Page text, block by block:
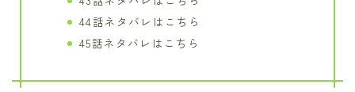
44話ネタバレはこちら
45話ネタバレはこちら